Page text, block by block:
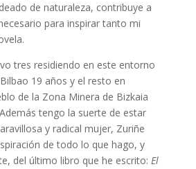
de naturaleza, contribuye a
para inspirar tanto mi
tres residiendo en este entorno
19 años y el resto en
de la Zona Minera de Bizkaia
tengo la suerte de estar
y radical mujer, Zuriñe
de todo lo que hago, y
del último libro que he escrito: El